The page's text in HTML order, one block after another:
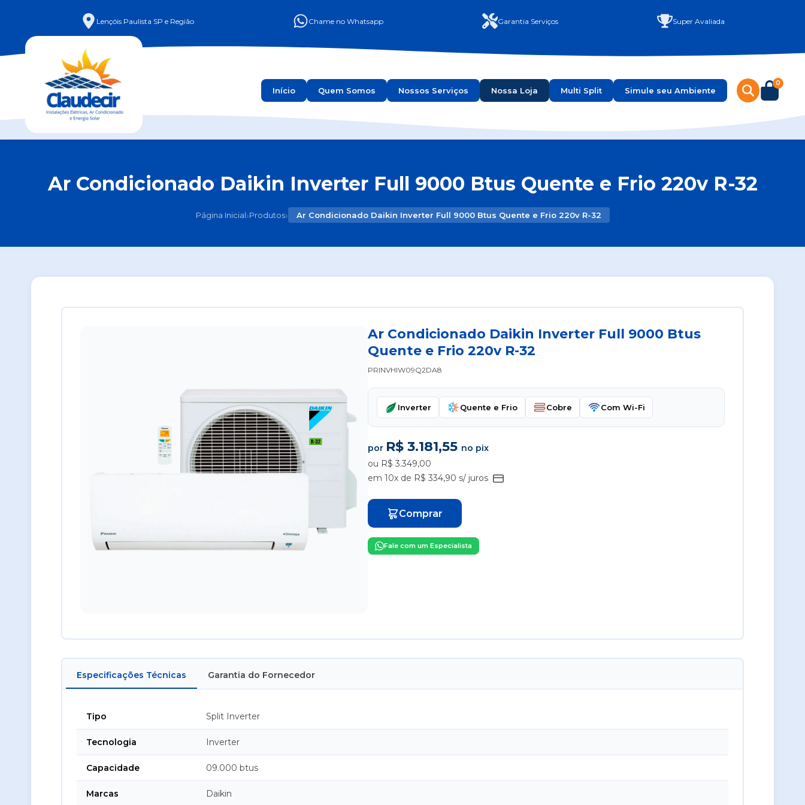
Lençóis Paulista SP e Região Chame no Whatsapp Garantia Serviços Super Avaliada
Início Quem Somos Nossos Serviços Nossa Loja Multi Split Simule seu Ambiente
0
Ar Condicionado Daikin Inverter Full 9000 Btus Quente e Frio 220v R-32
Página Inicial›Produtos› Ar Condicionado Daikin Inverter Full 9000 Btus Quente e Frio 220v R-32
Ar Condicionado Daikin Inverter Full 9000 Btus
Quente e Frio 220v R-32
PRINVHIW09Q2DA8
Inverter Quente e Frio Cobre Com Wi-Fi
por R$ 3.181,55 no pix
ou R$ 3.349,00
em 10x de R$ 334,90 s/ juros
Comprar
Fale com um Especialista
Especificações Técnicas Garantia do Fornecedor
Tipo Split Inverter
Tecnologia Inverter
Capacidade 09.000 btus
Marcas Daikin